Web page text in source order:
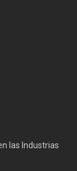
las Industrias